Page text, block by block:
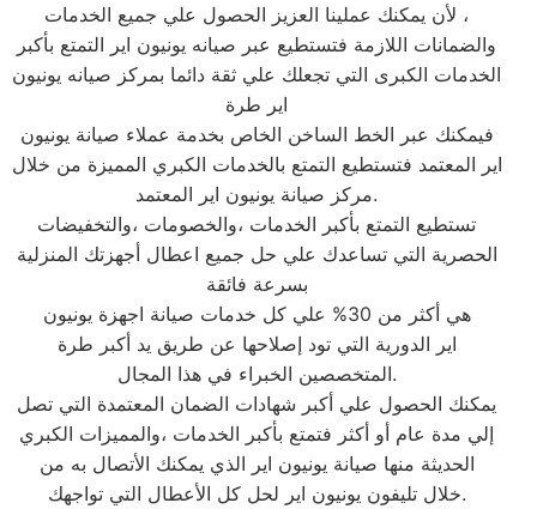
لأن يمكنك عملينا العزيز الحصول علي جميع الخدمات ،
والضمانات اللازمة فتستطيع عبر صيانه يونيون اير التمتع بأكبر
الخدمات الكبرى التي تجعلك علي ثقة دائما بمركز صيانه يونيون
اير طرة
فيمكنك عبر الخط الساخن الخاص بخدمة عملاء صيانة يونيون
اير المعتمد فتستطيع التمتع بالخدمات الكبري المميزة من خلال
مركز صيانة يونيون اير المعتمد.
تستطيع التمتع بأكبر الخدمات ،والخصومات ،والتخفيضات
الحصرية التي تساعدك علي حل جميع اعطال أجهزتك المنزلية
بسرعة فائقة
هي أكثر من 30% علي كل خدمات صيانة اجهزة يونيون
اير الدورية التي تود إصلاحها عن طريق يد أكبر طرة
المتخصصين الخبراء في هذا المجال.
يمكنك الحصول علي أكبر شهادات الضمان المعتمدة التي تصل
إلي مدة عام أو أكثر فتمتع بأكبر الخدمات ،والمميزات الكبري
الحديثة منها صيانة يونيون اير الذي يمكنك الأتصال به من
خلال تليفون يونيون اير لحل كل الأعطال التي تواجهك.